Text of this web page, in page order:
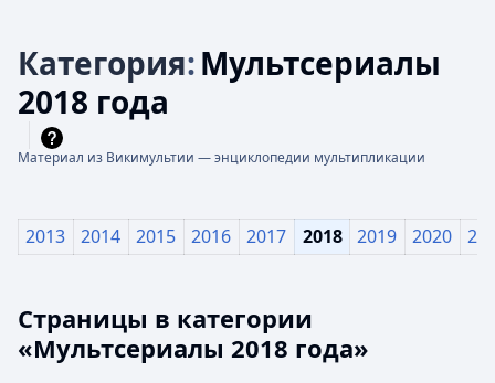
Категория:Мультсериалы
2018 года
Материал из Викимультии — энциклопедии мультипликации
2013 2014 2015 2016 2017 2018 2019 2020
Страницы в категории
«Мультсериалы 2018 года»